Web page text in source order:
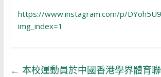
https://www.instagram.com/p/
img_index=1
← 本校運動員於中國香港學界體育